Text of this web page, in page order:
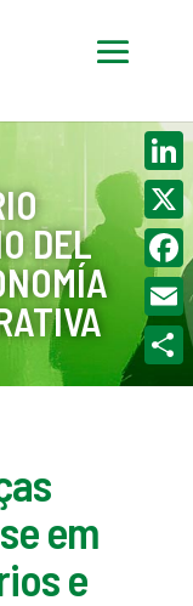
DEL
em
e
X
Email